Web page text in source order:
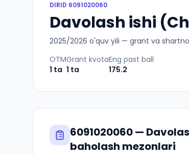
DIRID 6091020060
Davolash ishi
2025/2026 o'quv yili — grant va
OTM
1 ta
Grant kvota
1 ta
Eng past ball
175.2
6091020060—
baholash mezonlari